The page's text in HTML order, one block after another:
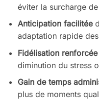
éviter la surcharge
Anticipation facilitée
adaptation rapide
Fidélisation
diminution du stress
Gain de temps
plus de moments